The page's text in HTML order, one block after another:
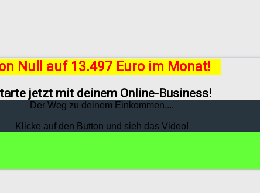
Null auf 13.497 Euro im Monat!
jetzt mit deinem Online-Business!
Der Weg zu deinem Einkommen....
Klicke auf den Button und sieh das Video!